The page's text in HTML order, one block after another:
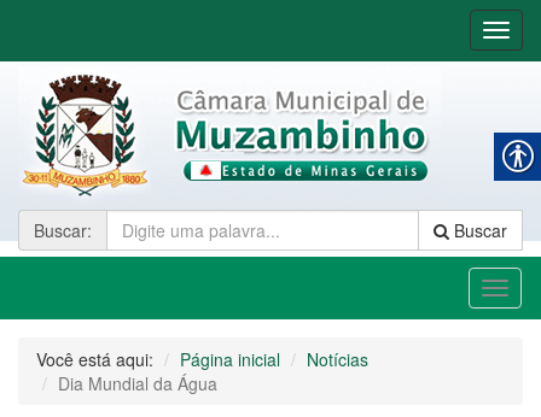
Buscar: Buscar
Você está aqui:
Página inicial
Notícias
Dia Mundial da Água